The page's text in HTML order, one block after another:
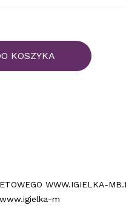
KOSZYKA
WWW.IGIELKA-
www.igielka-m